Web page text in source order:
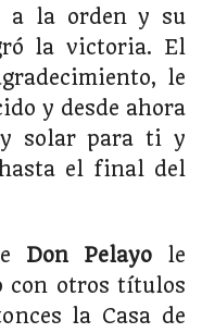
a la orden y su
la victoria. El
le
y desde ahora
y solar para ti y
el final del
Don Pelayo le
con otros títulos
la Casa de